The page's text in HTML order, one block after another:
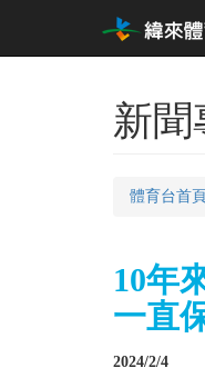
新聞
體育台首頁
10年
一直
2024/2/4